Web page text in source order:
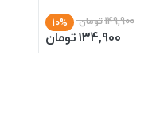
149,900تومان 10%
134,900تومان